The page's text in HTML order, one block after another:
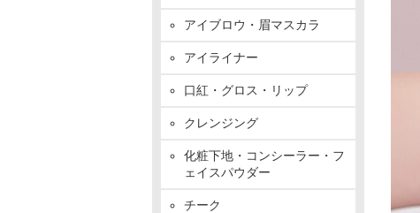
アイブロウ・眉マスカラ
アイライナー
口紅・グロス・リップ
クレンジング
化粧下地・コンシーラー・フ
ェイスパウダー
チーク